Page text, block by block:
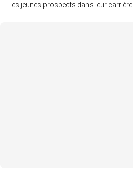
les jeunes prospects dans leur carrière.